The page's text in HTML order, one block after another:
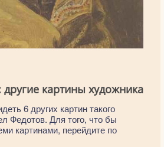
картины художника
6 других картин такого
Федотов. Для того, что бы
картинами, перейдите по